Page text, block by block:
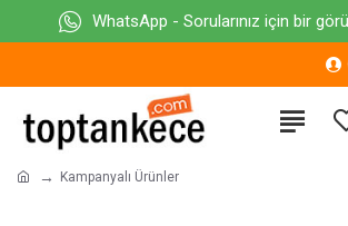
WhatsApp - Sorularınız için bir
Kampanyalı Ürünler